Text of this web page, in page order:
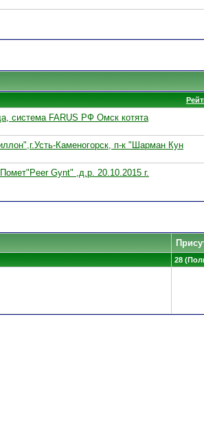
система FARUS РФ Омск котята
Каменогорск, п-к "Шарман Кун
Gynt" ,д.р. 20.10.2015 г.
28